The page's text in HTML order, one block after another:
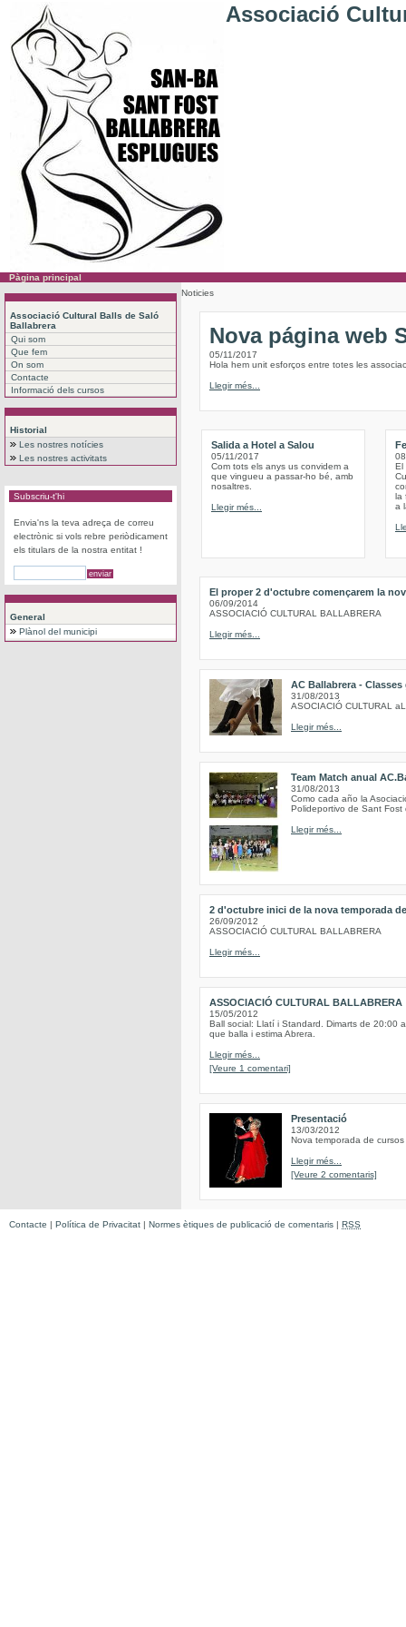
Associació
Pàgina principal
Associació Cultural Balls de Saló
Ballabrera
Qui som
Que fem
On som
Contacte
Informació dels cursos
Historial
Les nostres notícies
Les nostres activitats
Subscriu-t'hi
Envia'ns la teva adreça de correu
electrònic si vols rebre periòdicament
els titulars de la nostra entitat !
General
Plànol del municipi
Noticies
Nova página web
05/11/2017
Hola hem unit esforços entre totes les
Llegir més...
Salida a Hotel a Salou
05/11/2017
Com tots els anys us convidem a
que vingueu a passar-ho bé, amb
nosaltres.
Llegir més...
El
la
a
El proper 2 d'octubre començarem la
06/09/2014
ASSOCIACIÓ CULTURAL BALLABRERA
Llegir més...
AC Ballabrera -
31/08/2013
ASOCIACIÓ CULTURAL
Llegir més...
Team Match anual
31/08/2013
Como cada año la
Polideportivo de Sant Fost
Llegir més...
2 d'octubre inici de la nova temporada
26/09/2012
ASSOCIACIÓ CULTURAL BALLABRERA
Llegir més...
ASSOCIACIÓ CULTURAL BALLABRERA
15/05/2012
Ball social: Llatí i Standard. Dimarts de 20:00
que balla i estima Abrera.
Llegir més...
[Veure 1 comentari]
Presentació
13/03/2012
Nova temporada de
Llegir més...
[Veure 2 comentaris]
Contacte | Política de Privacitat | Normes ètiques de publicació de comentaris | RSS